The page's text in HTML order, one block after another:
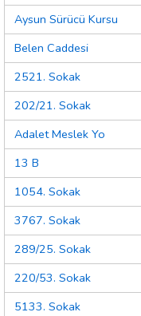
Aysun Sürücü Kursu
Belen Caddesi
2521. Sokak
202/21. Sokak
Adalet Meslek Yo
13 B
1054. Sokak
3767. Sokak
289/25. Sokak
220/53. Sokak
5133. Sokak